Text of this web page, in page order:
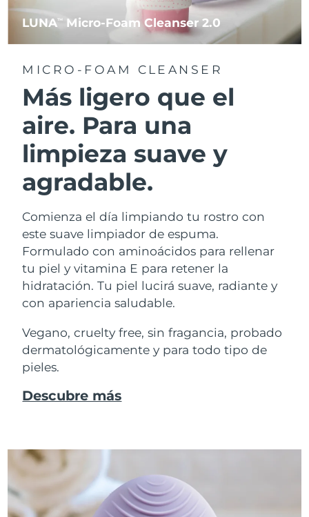
LUNATM Micro-Foam Cleanser 2.0
MICRO-FOAM CLEANSER
Más ligero que el
aire. Para una
limpieza suave y
agradable.
Comienza el día limpiando tu rostro con
este suave limpiador de espuma.
Formulado con aminoácidos para rellenar
tu piel y vitamina E para retener la
hidratación. Tu piel lucirá suave, radiante y
con apariencia saludable.
Vegano, cruelty free, sin fragancia, probado
dermatológicamente y para todo tipo de
pieles.
Descubre más